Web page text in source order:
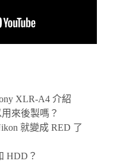
XLR-A4 介紹
來後製嗎？
就變成 RED 了
HDD？